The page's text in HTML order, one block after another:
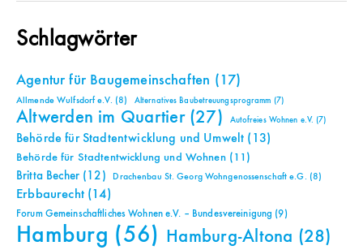
Schlagwörter
Agentur für Baugemeinschaften (17)
Allmende Wulfsdorf e.V. (8) Alternatives Baubetreuungsprogramm (7)
Altwerden im Quartier(27) Autofreies Wohnen e.V. (7)
Behörde für Stadtentwicklung und Umwelt (13)
Behörde für Stadtentwicklung und Wohnen(11)
Britta Becher(12) Drachenbau St. Georg Wohngenossenschaft e.G. (8)
Erbbaurecht(14)
Forum Gemeinschaftliches Wohnen e.V. – Bundesvereinigung (9)
Hamburg (56) Hamburg-Altona (28)